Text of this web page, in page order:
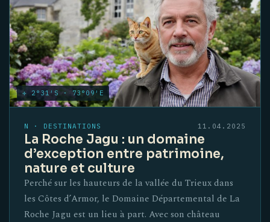
✛ 2°31′S · 73°09′E
N · DESTINATIONS 11.04.2025
La Roche Jagu : un domaine
d’exception entre patrimoine,
nature et culture
Perché sur les hauteurs de la vallée du Trieux dans
les Côtes d’Armor, le Domaine Départemental de La
Roche Jagu est un lieu à part. Avec son château